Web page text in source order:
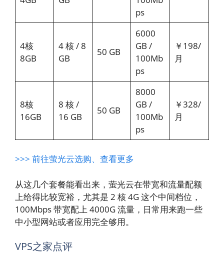
ps
4核
8GB
4 核 / 8
GB
50 GB
6000
GB /
100Mb
ps
￥198/
月
8核
16GB
8 核 /
16 GB
50 GB
8000
GB /
100Mb
ps
￥328/
月
>>> 前往萤光云选购、查看更多
从这几个套餐能看出来，萤光云在带宽和流量配额
上给得比较宽裕，尤其是 2 核 4G 这个中间档位，
100Mbps 带宽配上 4000G 流量，日常用来跑一些
中小型网站或者应用完全够用。
VPS之家点评